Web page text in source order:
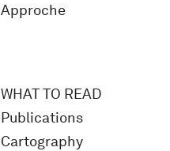
Approche
WHAT TO READ
Publications
Cartography